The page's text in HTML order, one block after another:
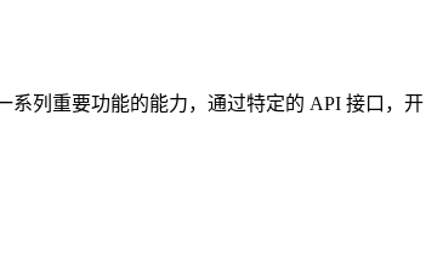
系列重要功能的能力，通过特定的 API 接口，开